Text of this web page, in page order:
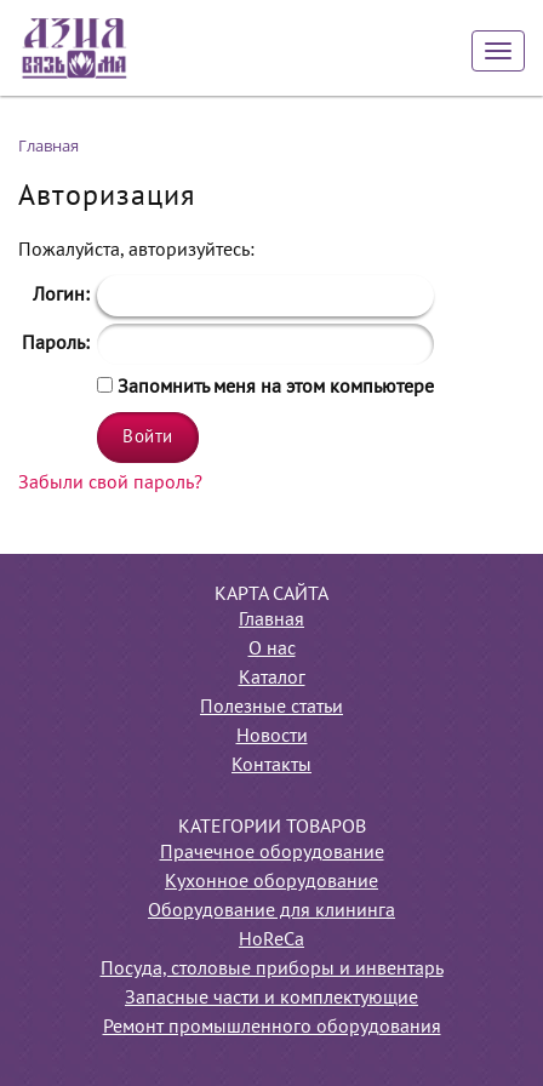
Главная
Авторизация
Пожалуйста, авторизуйтесь:
Логин:
Пароль:
Запомнить меня на этом компьютере
Забыли свой пароль?
КАРТА САЙТА
Главная
О нас
Каталог
Полезные статьи
Новости
Контакты
КАТЕГОРИИ ТОВАРОВ
Прачечное оборудование
Кухонное оборудование
Оборудование для клининга
HoReCa
Посуда, столовые приборы и инвентарь
Запасные части и комплектующие
Ремонт промышленного оборудования